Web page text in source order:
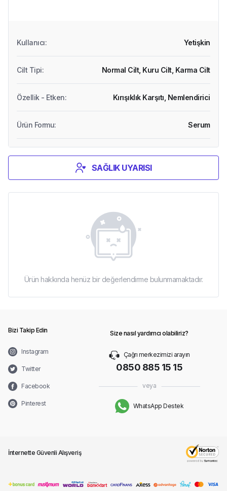
Kullanıcı: Yetişkin
Cilt Tipi: Normal Cilt, Kuru Cilt, Karma Cilt
Özellik - Etken: Kırışıklık Karşıtı, Nemlendirici
Ürün Formu: Serum
SAĞLIK UYARISI
Ürün hakkında henüz bir değerlendirme bulunmamaktadır.
Bizi Takip Edin
Instagram
Twitter
Facebook
Pinterest
Size nasıl yardımcı olabiliriz?
Çağrı merkezimizi arayın
0850 885 15 15
veya
WhatsApp Destek
İnternette Güvenli Alışveriş